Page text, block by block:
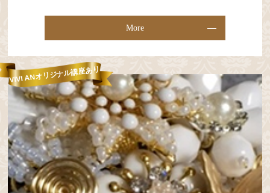
More
VIVI ANオリジナル講座あり